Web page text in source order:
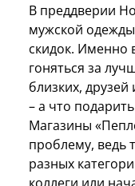
В преддверии
мужской одежды
скидок. Именно
гоняться за
близких, друзей
– а что
Магазины
проблему, ведь
разных